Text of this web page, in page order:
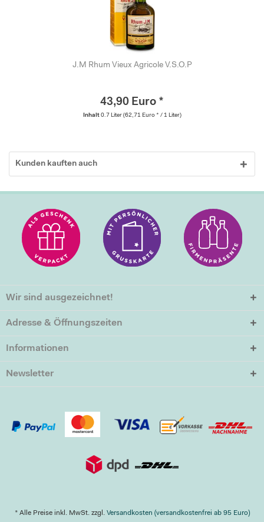
J.M Rhum Vieux Agricole V.S.O.P
43,90 Euro *
Inhalt 0.7 Liter (62,71 Euro * / 1 Liter)
Kunden kauften auch
Wir sind ausgezeichnet!
Adresse & Öffnungszeiten
Informationen
Newsletter
* Alle Preise inkl. MwSt. zzgl. Versandkosten (versandkostenfrei ab 95 Euro)